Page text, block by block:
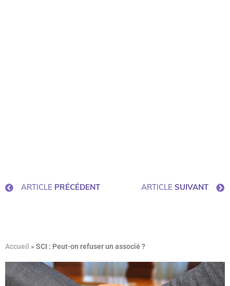
ARTICLE PRÉCÉDENT ARTICLE SUIVANT
Accueil » SCI : Peut-on refuser un associé ?